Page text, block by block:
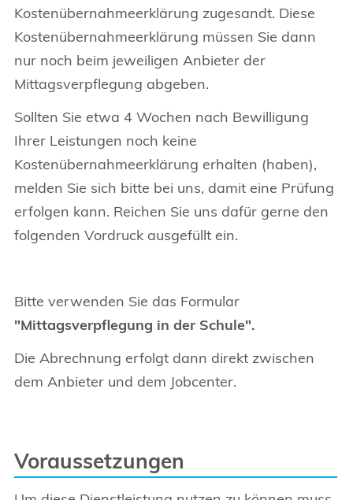
Kostenübernahmeerklärung zugesandt. Diese
Kostenübernahmeerklärung müssen Sie dann
nur noch beim jeweiligen Anbieter der
Mittagsverpflegung abgeben.
Sollten Sie etwa 4 Wochen nach Bewilligung
Ihrer Leistungen noch keine
Kostenübernahmeerklärung erhalten (haben),
melden Sie sich bitte bei uns, damit eine Prüfung
erfolgen kann. Reichen Sie uns dafür gerne den
folgenden Vordruck ausgefüllt ein.
Bitte verwenden Sie das Formular
"Mittagsverpflegung in der Schule".
Die Abrechnung erfolgt dann direkt zwischen
dem Anbieter und dem Jobcenter.
Voraussetzungen